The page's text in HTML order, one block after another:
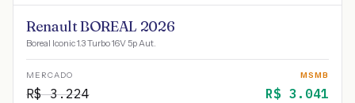
Renault BOREAL 2026
Boreal Iconic 1.3 Turbo 16V 5p Aut.
MERCADO
R$3.224
MSMB
R$ 3.041